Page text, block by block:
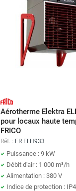
Aérotherme Elektra
pour locaux haute
FRICO
Réf. : FR ELH933
Puissance : 9 kW
Débit d'air : 1 000 m³/h
Alimentation : 380 V
Indice de protection :